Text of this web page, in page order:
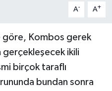
A- A+
göre, Kombos gerek
gerçekleşecek ikili
birçok taraflı
bundan sonra